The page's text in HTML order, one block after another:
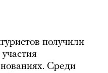
получили
Среди